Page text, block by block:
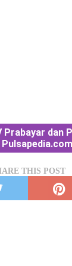
Prabayar dan
THIS POST